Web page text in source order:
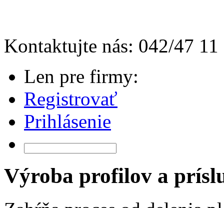
Kontaktujte nás: 042/47 11
Len pre firmy:
Registrovať
Prihlásenie
Výroba profilov a